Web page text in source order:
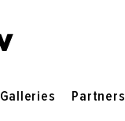
Galleries Partners